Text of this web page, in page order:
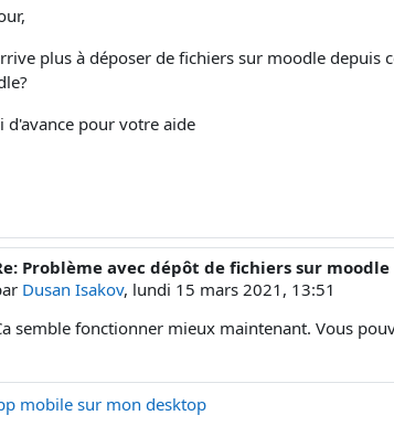
plus à déposer de fichiers sur moodle
d'avance pour votre aide
réponse à Dusan Isakov
Problème avec dépôt de fichiers sur moodle
Dusan Isakov, lundi 15 mars 2021, 13:51
semble fonctionner mieux maintenant. Vous
mobile sur mon desktop